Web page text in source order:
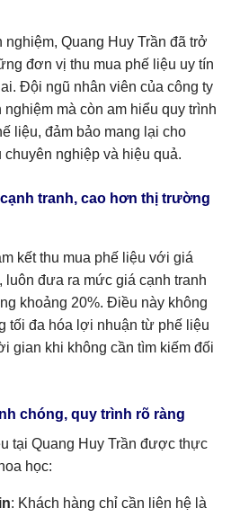
Quang Huy Trần đã trở
đơn vị thu mua phế liệu uy tín
Đội ngũ nhân viên của công ty
nghiệm mà còn am hiểu quy trình
liệu, đảm bảo mang lại cho
chuyên nghiệp và hiệu quả.
tranh, cao hơn thị trường
kết thu mua phế liệu với giá
luôn đưa ra mức giá cạnh tranh
khoảng 20%. Điều này không
tối đa hóa lợi nhuận từ phế liệu
gian khi không cần tìm kiếm đối
chóng, quy trình rõ ràng
tại Quang Huy Trần được thực
học:
: Khách hàng chỉ cần liên hệ là